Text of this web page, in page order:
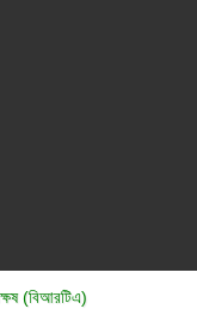
(বিআরটিএ)